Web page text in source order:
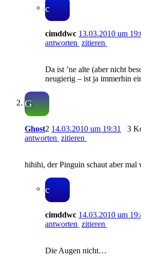
c
cimddwc 13.03.2010 um
antworten zitieren
Da ist ’ne alte (aber nicht
neugierig – ist ja immerhin
G
Ghost2 14.03.2010 um 19:31
3
antworten zitieren
hihihi, der Pinguin schaut aber
c
cimddwc 14.03.2010 um
antworten zitieren
Die Augen nicht…